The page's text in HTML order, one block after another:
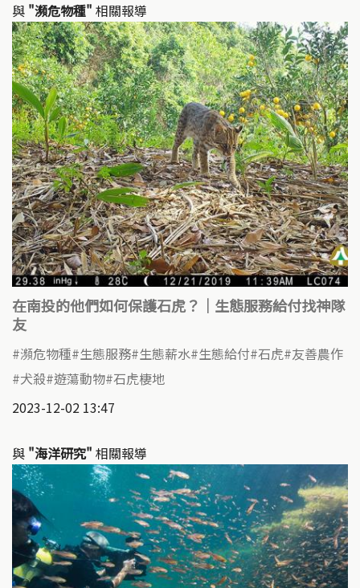
與 "瀕危物種" 相關報導
在南投的他們如何保護石虎？｜生態服務給付找神隊
友
瀕危物種 生態服務 生態薪水 生態給付 石虎 友善農作
犬殺 遊蕩動物 石虎棲地
2023-12-02 13:47
與 "海洋研究" 相關報導